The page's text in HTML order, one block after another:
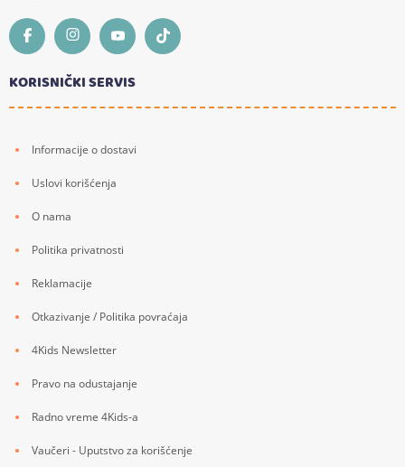
KORISNIČKI SERVIS
Informacije o dostavi
Uslovi korišćenja
O nama
Politika privatnosti
Reklamacije
Otkazivanje / Politika povraćaja
4Kids Newsletter
Pravo na odustajanje
Radno vreme 4Kids-a
Vaučeri - Uputstvo za korišćenje